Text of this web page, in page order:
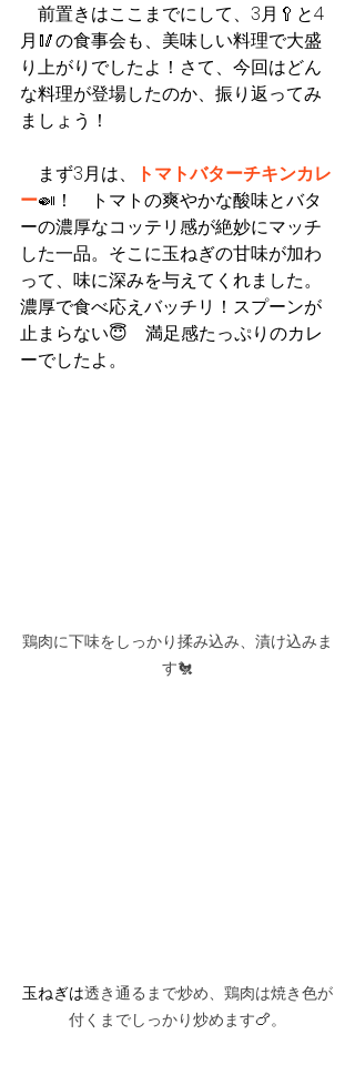
前置きはここまでにして、3月🥄と4
月🥢の食事会も、美味しい料理で大盛
り上がりでしたよ！さて、今回はどん
な料理が登場したのか、振り返ってみ
ましょう！
まず3月は、
トマトバターチキンカレ
ー🍛！　トマトの爽やかな酸味とバタ
ーの濃厚なコッテリ感が絶妙にマッチ
した一品。そこに玉ねぎの甘味が加わ
って、味に深みを与えてくれました。
濃厚で食べ応えバッチリ！スプーンが
止まらない😇 満足感たっぷりのカレ
ーでしたよ。
鶏肉に下味をしっかり揉み込み、漬け込みま
す🐔
玉ねぎは透き通るまで炒め、鶏肉は焼き色が
付くまでしっかり炒めます🍗。